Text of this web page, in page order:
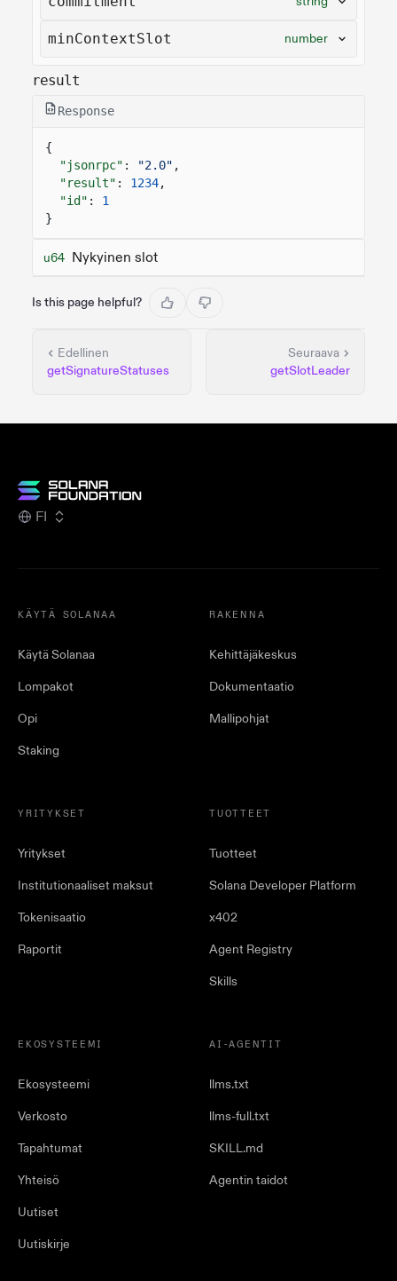
minContextSlot number
result
Response
{
"jsonrpc" : "2.0" ,
"result" : 1234,
"id" :
1
}
u64 Nykyinen slot
Is this page helpful?
Edellinen
getSignatureStatuses
Seuraava
getSlotLeader
FI
KÄYTÄ SOLANAA
Käytä Solanaa
Lompakot
Opi
Staking
RAKENNA
Kehittäjäkeskus
Dokumentaatio
Mallipohjat
YRITYKSET
Yritykset
Institutionaaliset maksut
Tokenisaatio
Raportit
TUOTTEET
Tuotteet
Solana Developer Platform
x402
Agent Registry
Skills
EKOSYSTEEMI
Ekosysteemi
Verkosto
Tapahtumat
Yhteisö
Uutiset
Uutiskirje
AI-AGENTIT
llms.txt
llms-full.txt
SKILL.md
Agentin taidot